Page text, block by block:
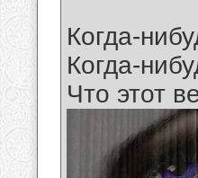
Когда-
Когда-
Что этот